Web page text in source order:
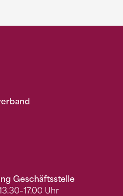
Geschäftsstelle
Uhr